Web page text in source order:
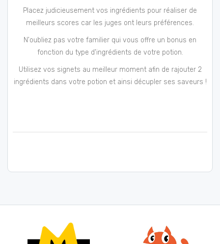
Placez judicieusement vos ingrédients pour réaliser de
meilleurs scores car les juges ont leurs préférences.
N'oubliez pas votre familier qui vous offre un bonus en
fonction du type d'ingrédients de votre potion.
Utilisez vos signets au meilleur moment afin de rajouter 2
ingrédients dans votre potion et ainsi décupler ses saveurs !